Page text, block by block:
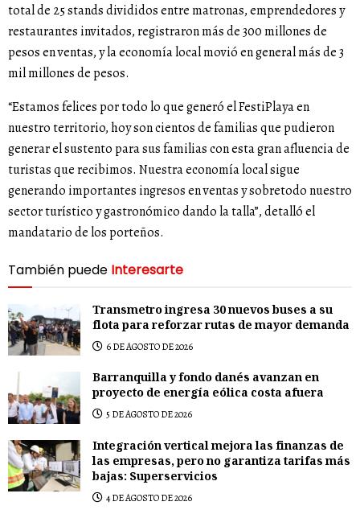
total de 25 stands divididos entre matronas, emprendedores y
restaurantes invitados, registraron más de 300 millones de
pesos en ventas, y la economía local movió en general más de 3
mil millones de pesos.
“Estamos felices por todo lo que generó el FestiPlaya en
nuestro territorio, hoy son cientos de familias que pudieron
generar el sustento para sus familias con esta gran afluencia de
turistas que recibimos. Nuestra economía local sigue
generando importantes ingresos en ventas y sobretodo nuestro
sector turístico y gastronómico dando la talla”, detalló el
mandatario de los porteños.
También puede Interesarte
Transmetro ingresa 30 nuevos buses a su
flota para reforzar rutas de mayor demanda
6 DE AGOSTO DE 2026
Barranquilla y fondo danés avanzan en
proyecto de energía eólica costa afuera
5 DE AGOSTO DE 2026
Integración vertical mejora las finanzas de
las empresas, pero no garantiza tarifas más
bajas: Superservicios
4 DE AGOSTO DE 2026